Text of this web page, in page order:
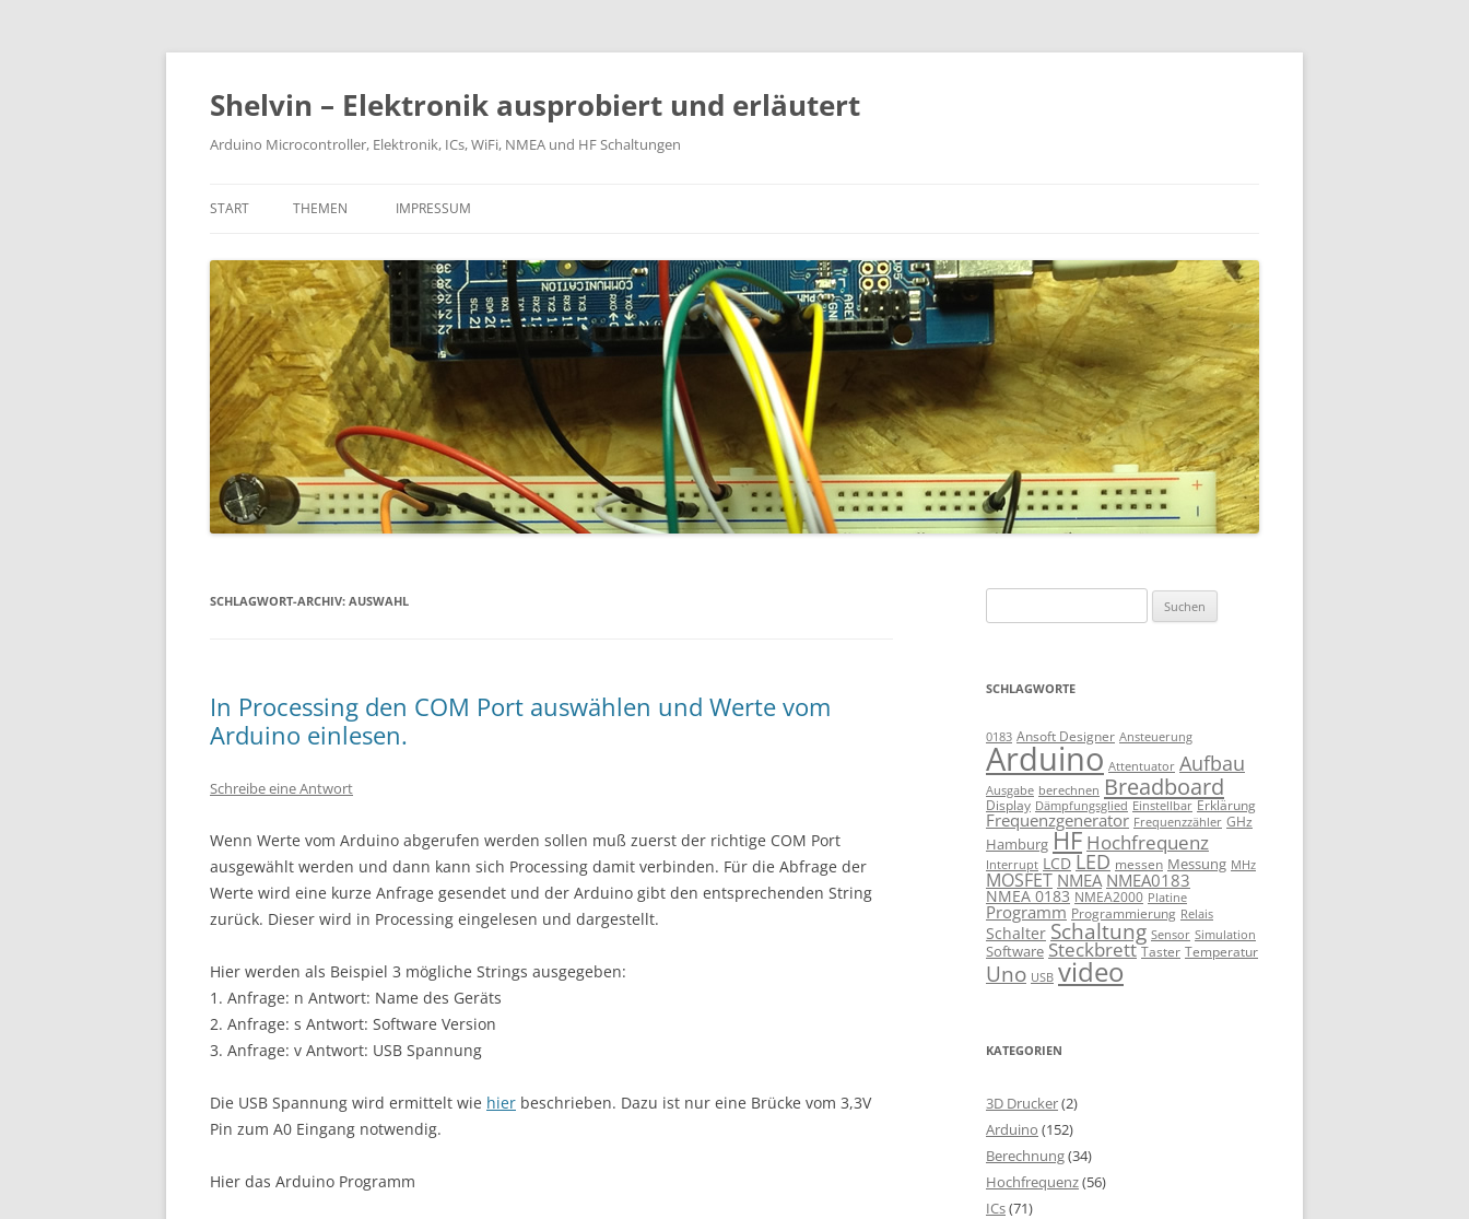
Zum
springen
Shelvin – Elektronik ausprobiert und erläutert
Arduino Microcontroller, Elektronik, ICs, WiFi, NMEA und HF Schaltungen
START THEMEN IMPRESSUM
SCHLAGWORT-ARCHIV: AUSWAHL
In Processing den COM Port auswählen und Werte vom
Arduino einlesen.
Schreibe eine Antwort
Wenn Werte vom Arduino abgerufen werden sollen muß zuerst der richtige COM Port
ausgewählt werden und dann kann sich Processing damit verbinden. Für die Abfrage der
Werte wird eine kurze Anfrage gesendet und der Arduino gibt den entsprechenden String
zurück. Dieser wird in Processing eingelesen und dargestellt.
Hier werden als Beispiel 3 mögliche Strings ausgegeben:
1. Anfrage: n Antwort: Name des Geräts
2. Anfrage: s Antwort: Software Version
3. Anfrage: v Antwort: USB Spannung
Die USB Spannung wird ermittelt wie hier beschrieben. Dazu ist nur eine Brücke vom 3,3V
Pin zum A0 Eingang notwendig.
Hier das Arduino Programm
nach:
SCHLAGWORTE
0183 Ansoft Designer Ansteuerung
Arduino Attentuator Aufbau
Ausgabe berechnen Breadboard
Display Dämpfungsglied Einstellbar Erklärung
Frequenzgenerator Frequenzzähler GHz
Hamburg HF Hochfrequenz
Interrupt LCD LED messen Messung MHz
MOSFET NMEA NMEA0183
NMEA 0183 NMEA2000 Platine
Programm Programmierung Relais
Schalter Schaltung Sensor Simulation
Software Steckbrett Taster Temperatur
Uno USB video
KATEGORIEN
3D Drucker(2)
Arduino (152)
Berechnung(34)
Hochfrequenz(56)
ICs(71)